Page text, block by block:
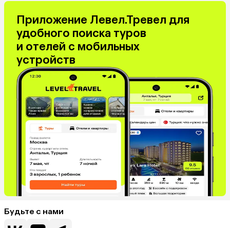
Приложение Левел.Тревел для
удобного поиска туров
и отелей с мобильных
устройств
Будьте с нами